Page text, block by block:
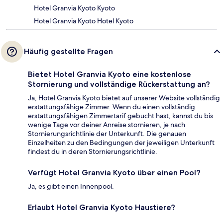
Hotel Granvia Kyoto Kyoto
Hotel Granvia Kyoto Hotel Kyoto
Häufig gestellte Fragen
Bietet Hotel Granvia Kyoto eine kostenlose
Stornierung und vollständige Rückerstattung an?
Ja, Hotel Granvia Kyoto bietet auf unserer Website vollständig
erstattungsfähige Zimmer. Wenn du einen vollständig
erstattungsfähigen Zimmertarif gebucht hast, kannst du bis
wenige Tage vor deiner Anreise stornieren, je nach
Stornierungsrichtlinie der Unterkunft. Die genauen
Einzelheiten zu den Bedingungen der jeweiligen Unterkunft
findest du in deren Stornierungsrichtlinie.
Verfügt Hotel Granvia Kyoto über einen Pool?
Ja, es gibt einen Innenpool.
Erlaubt Hotel Granvia Kyoto Haustiere?